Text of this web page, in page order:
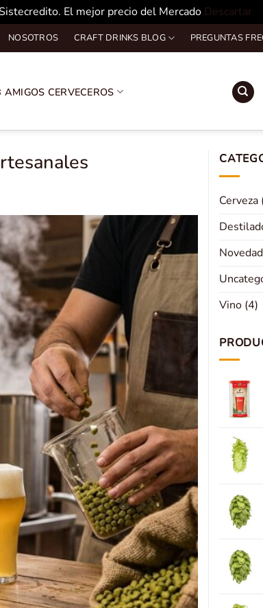
El mejor precio del Mercado Descartar
NOSOTROS CRAFT DRINKS BLOG PREGUNTAS
AMIGOS CERVECEROS
Cerveza
Vino (4)